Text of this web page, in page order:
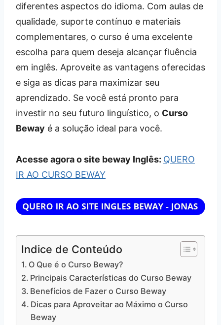
diferentes aspectos do idioma. Com aulas de
qualidade, suporte contínuo e materiais
complementares, o curso é uma excelente
escolha para quem deseja alcançar fluência
em inglês. Aproveite as vantagens oferecidas
e siga as dicas para maximizar seu
aprendizado. Se você está pronto para
investir no seu futuro linguístico, o Curso
Beway é a solução ideal para você.
Acesse agora o site beway Inglês: QUERO
IR AO CURSO BEWAY
Indice de Conteúdo
O Que é o Curso Beway?
Principais Características do Curso Beway
Benefícios de Fazer o Curso Beway
Dicas para Aproveitar ao Máximo o Curso
Beway